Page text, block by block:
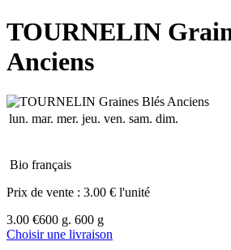
TOURNELIN
Anciens
lun. mar. mer. jeu. ven. sam. dim.
Bio français
Prix de vente : 3.00 € l'unité
3.00 €600 g. 600 g
Choisir une livraison